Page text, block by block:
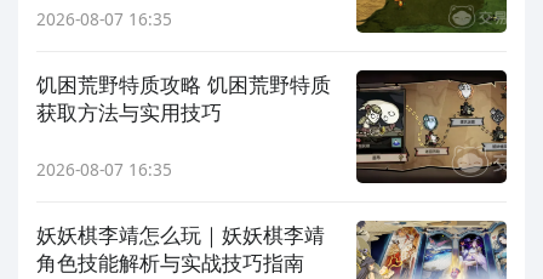
2026-08-07 16:35
饥困荒野特质攻略 饥困荒野特质
获取方法与实用技巧
2026-08-07 16:35
妖妖棋李靖怎么玩｜妖妖棋李靖
角色技能解析与实战技巧指南